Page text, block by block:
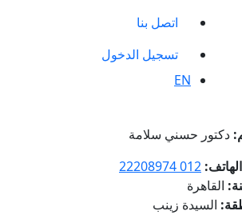
اتصل بنا
تسجيل الدخول
EN
دكتور حسني سلامة
012 22208974
القاهرة
السيدة زينب